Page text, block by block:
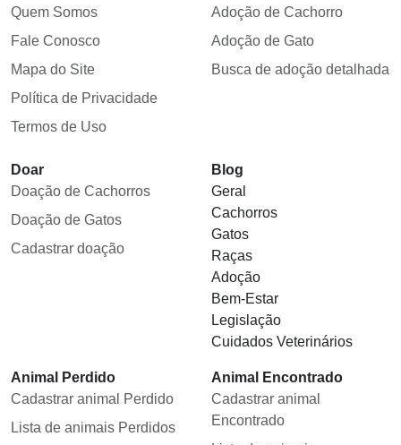
Quem Somos
Fale Conosco
Mapa do Site
Política de Privacidade
Termos de Uso
Adoção de Cachorro
Adoção de Gato
Busca de adoção detalhada
Doar
Doação de Cachorros
Doação de Gatos
Cadastrar doação
Blog
Geral
Cachorros
Gatos
Raças
Adoção
Bem-Estar
Legislação
Cuidados Veterinários
Animal Perdido
Cadastrar animal Perdido
Lista de animais Perdidos
Animal Encontrado
Cadastrar animal
Encontrado